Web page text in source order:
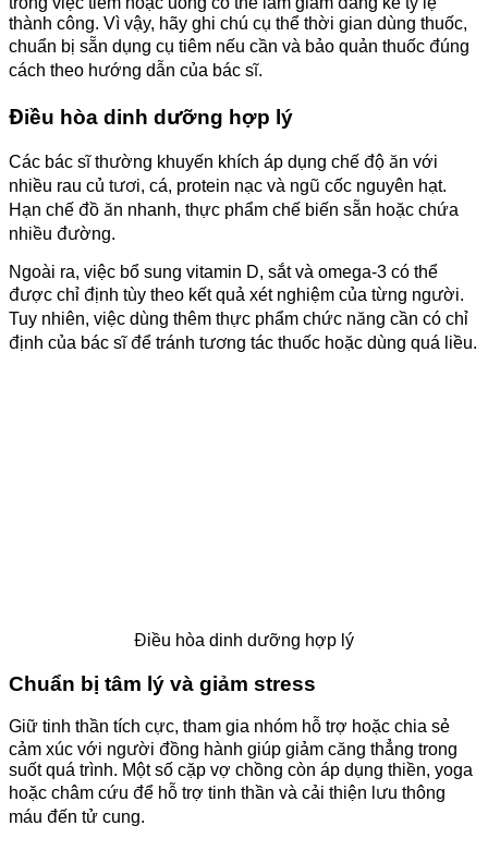
thành công. Vì vậy, hãy ghi chú cụ thể thời gian dùng thuốc,
chuẩn bị sẵn dụng cụ tiêm nếu cần và bảo quản thuốc đúng
cách theo hướng dẫn của bác sĩ.
Điều hòa dinh dưỡng hợp lý
Các bác sĩ thường khuyến khích áp dụng chế độ ăn với
nhiều rau củ tươi, cá, protein nạc và ngũ cốc nguyên hạt.
Hạn chế đồ ăn nhanh, thực phẩm chế biến sẵn hoặc chứa
nhiều đường.
Ngoài ra, việc bổ sung vitamin D, sắt và omega-3 có thể
được chỉ định tùy theo kết quả xét nghiệm của từng người.
Tuy nhiên, việc dùng thêm thực phẩm chức năng cần có chỉ
định của bác sĩ để tránh tương tác thuốc hoặc dùng quá liều.
Điều hòa dinh dưỡng hợp lý
Chuẩn bị tâm lý và giảm stress
Giữ tinh thần tích cực, tham gia nhóm hỗ trợ hoặc chia sẻ
cảm xúc với người đồng hành giúp giảm căng thẳng trong
suốt quá trình. Một số cặp vợ chồng còn áp dụng thiền, yoga
hoặc châm cứu để hỗ trợ tinh thần và cải thiện lưu thông
máu đến tử cung.